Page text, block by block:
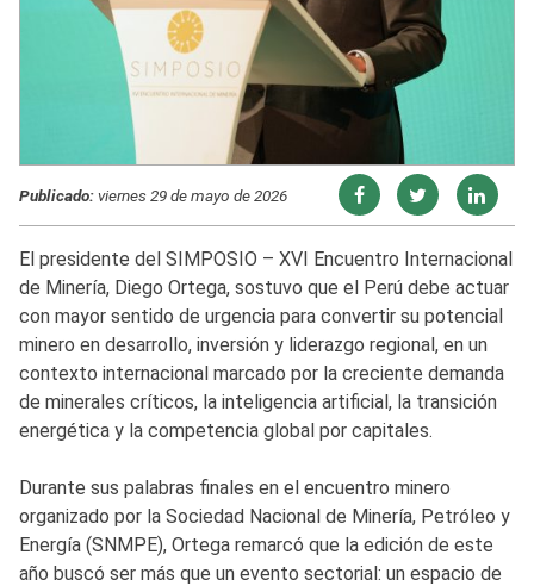
Publicado:viernes 29 de mayo de 2026
El presidente del SIMPOSIO – XVI Encuentro Internacional
de Minería, Diego Ortega, sostuvo que el Perú debe actuar
con mayor sentido de urgencia para convertir su potencial
minero en desarrollo, inversión y liderazgo regional, en un
contexto internacional marcado por la creciente demanda
de minerales críticos, la inteligencia artificial, la transición
energética y la competencia global por capitales.
Durante sus palabras finales en el encuentro minero
organizado por la Sociedad Nacional de Minería, Petróleo y
Energía (SNMPE), Ortega remarcó que la edición de este
año buscó ser más que un evento sectorial: un espacio de